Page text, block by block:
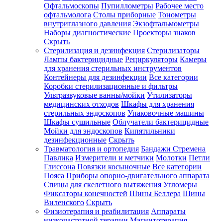
Офтальмоскопы Пупиллометры Рабочее место
офтальмолога Столы приборные Тонометры
внутриглазного давления Экзофтальмометры
Наборы диагностические Проекторы знаков
Скрыть
Стерилизация и дезинфекция Стерилизаторы
Лампы бактерицидные Рециркуляторы Камеры
для хранения стерильных инструментов
Контейнеры для дезинфекции Все категории
Коробки стерилизационные и фильтры
Ультразвуковые ванны/мойки Утилизаторы
медицинских отходов Шкафы для хранения
стерильных эндоскопов Упаковочные машины
Шкафы сушильные Облучатели бактерицидные
Мойки для эндоскопов Кипятильники
дезинфекционные Скрыть
Травматология и ортопедия Бандажи Стремена
Павлика Измерители и метчики Молотки Петли
Глиссона Повязки косыночные Все категории
Пояса Приборы опорно-двигательного аппарата
Спицы для скелетного вытяжения Угломеры
Фиксаторы конечностей Шины Беллера Шины
Виленского Скрыть
Физиотерапия и реабилитация Аппараты